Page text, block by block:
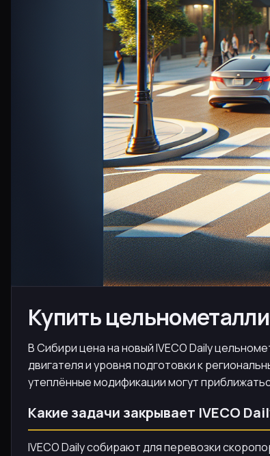
Купить
В Сибири цена на новый IVECO Daily
двигателя и уровня подготовки к
утеплённые модификации могут
Какие задачи закрывает IVECO
IVECO Daily собирают для перевозки